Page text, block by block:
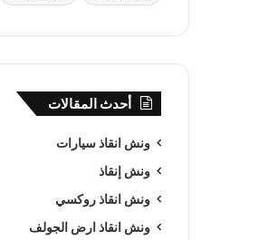
أحدث المقالات
ونش انقاذ سيارات
ونش إنقاذ
ونش انقاذ روكسي
ونش انقاذ ارض الجولف